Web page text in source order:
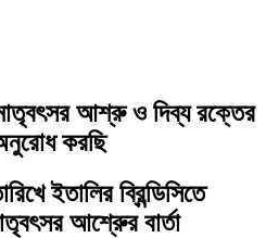
আশ্রু ও দিব্য রক্তের
করছি
ইতালির ব্রিন্ডিসিতে
আশ্রুের বার্তা